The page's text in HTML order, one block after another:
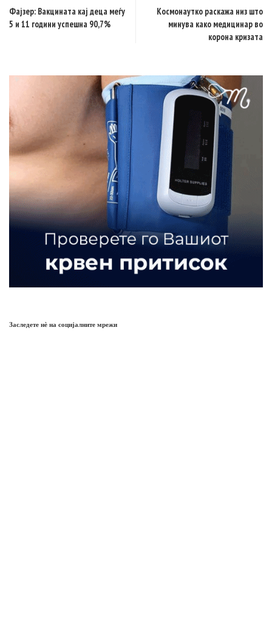
Фајзер: Вакцината кај деца меѓу
5 и 11 години успешна 90,7%
Космонаутко раскажа низ што
минува како медицинар во
корона кризата
Заследете нѐ на социјалните мрежи